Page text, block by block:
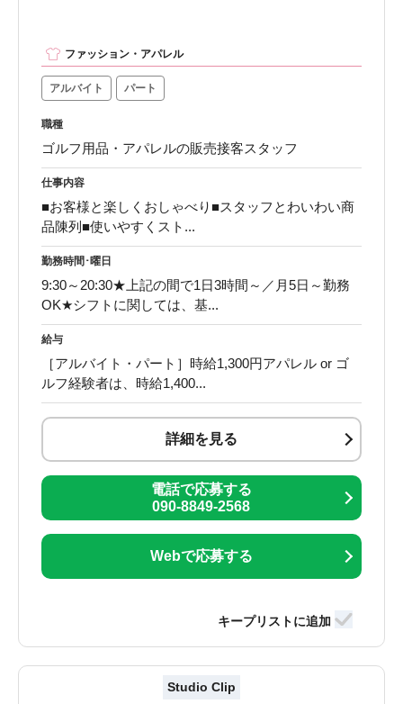
ファッション・アパレル
アルバイト パート
職種
ゴルフ用品・アパレルの販売接客スタッフ
仕事内容
■お客様と楽しくおしゃべり■スタッフとわいわい商
品陳列■使いやすくスト...
勤務時間･曜日
9:30～20:30★上記の間で1日3時間～／月5日～勤務
OK★シフトに関しては、基...
給与
［アルバイト・パート］時給1,300円アパレル or ゴ
ルフ経験者は、時給1,400...
詳細を見る
電話で応募する
090-8849-2568
Webで応募する
Studio Clip